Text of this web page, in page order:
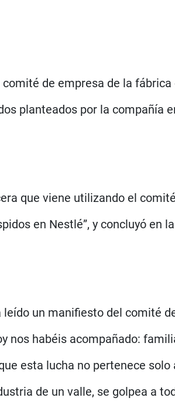
de empresa de la fábrica
planteados por la compañía
que viene utilizando el
en Nestlé”, y concluyó en
un manifiesto del comité
nos habéis acompañado:
esta lucha no pertenece solo
de un valle, se golpea a